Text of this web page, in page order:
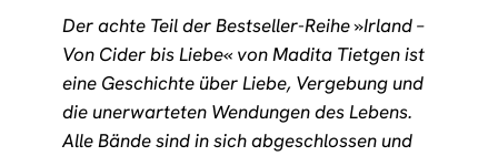
Der achte Teil der Bestseller-Reihe »Irland –
Von Cider bis Liebe« von Madita Tietgen ist
eine Geschichte über Liebe, Vergebung und
die unerwarteten Wendungen des Lebens.
Alle Bände sind in sich abgeschlossen und